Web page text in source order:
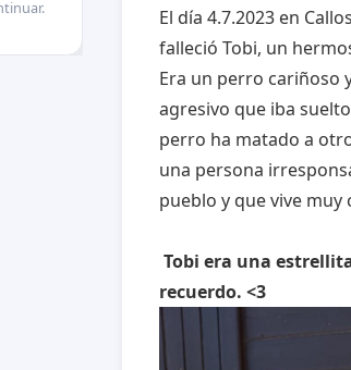
El día 4.7.2023 en
falleció Tobi, un
Era un perro cariñoso
agresivo que iba
perro ha matado a
una persona
pueblo y que vive muy
Tobi era una
recuerdo. <3